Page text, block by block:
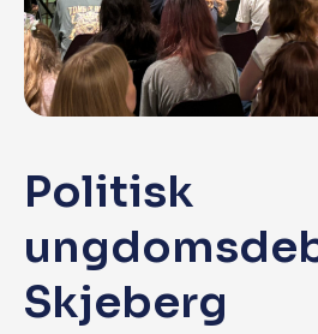
Siste nytt
Q&A
English
Søk i dag
Politisk
Skjeberg